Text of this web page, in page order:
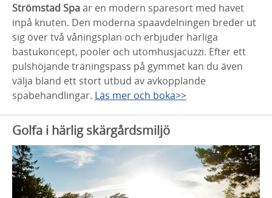
Strömstad Spaär en modern sparesort med havet
inpå knuten. Den moderna spaavdelningen breder ut
sig över två våningsplan och erbjuder härliga
bastukoncept, pooler och utomhusjacuzzi. Efter ett
pulshöjande träningspass på gymmet kan du även
välja bland ett stort utbud av avkopplande
spabehandlingar. Läs mer och boka>>
Golfa i härlig skärgårdsmiljö